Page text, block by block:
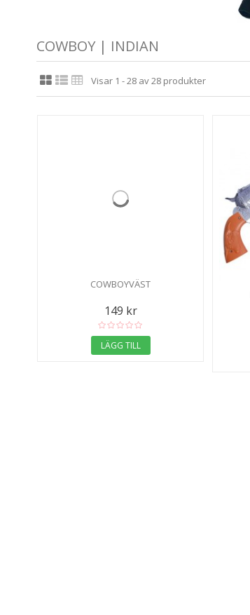
COWBOY | INDIAN
Visar 1 - 28 av 28 produkter
COWBOYVÄST
149 kr
LÄGG TILL